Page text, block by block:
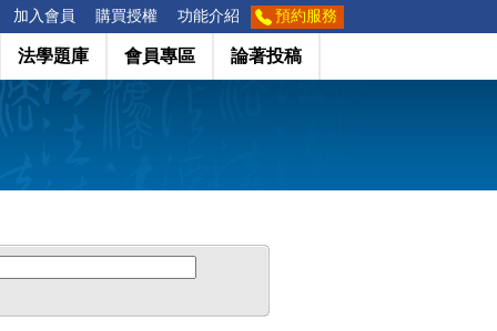
加入會員 購買授權 功能介紹 預約服務
法學題庫 會員專區 論著投稿